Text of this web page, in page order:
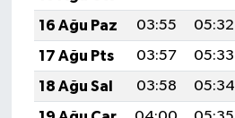
16 Ağu Paz
03:55 05:32
17 Ağu Pts
03:57 05:33
18 Ağu Sal
03:58 05:34